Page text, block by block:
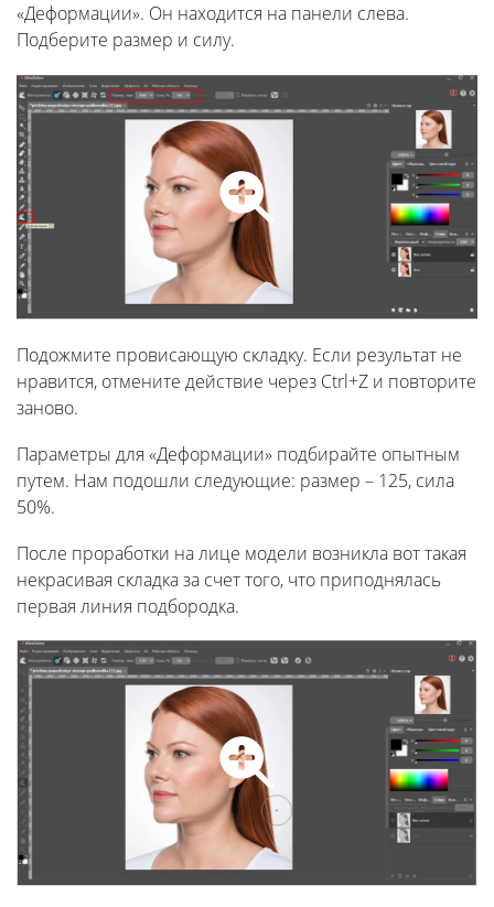
«Деформации». Он находится на панели слева.
Подберите размер и силу.
Подожмите провисающую складку. Если результат не
нравится, отмените действие через Ctrl+Z и повторите
заново.
Параметры для «Деформации» подбирайте опытным
путем. Нам подошли следующие: размер – 125, сила
50%.
После проработки на лице модели возникла вот такая
некрасивая складка за счет того, что приподнялась
первая линия подбородка.